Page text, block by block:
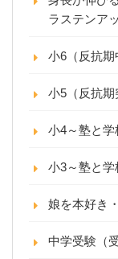
ラステンア
小6（反抗期
小5（反抗期
小4～塾と学
小3～塾と学
娘を本好き
中学受験（